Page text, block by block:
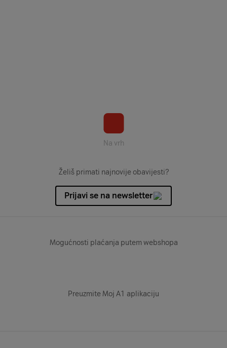
Na vrh
Želiš primati najnovije obavijesti?
Prijavi se na newsletter
Mogućnosti plaćanja putem webshopa
Preuzmite Moj A1 aplikaciju